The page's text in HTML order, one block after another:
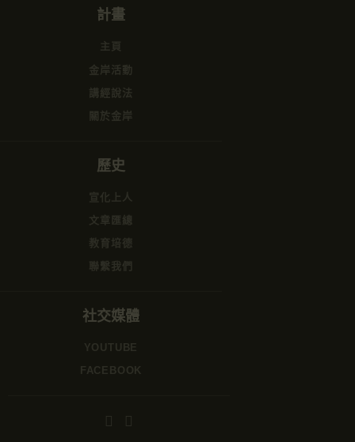
計畫
主頁
金岸活動
講經說法
關於金岸
歷史
宣化上人
文章匯總
教育培德
聯繫我們
社交媒體
YOUTUBE
FACEBOOK